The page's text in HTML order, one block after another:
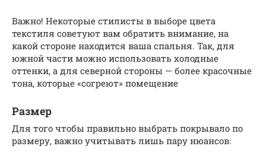
Важно! Некоторые стилисты в выборе цвета
текстиля советуют вам обратить внимание, на
какой стороне находится ваша спальня. Так, для
южной части можно использовать холодные
оттенки, а для северной стороны — более красочные
тона, которые «согреют» помещение
Размер
Для того чтобы правильно выбрать покрывало по
размеру, важно учитывать лишь пару нюансов: